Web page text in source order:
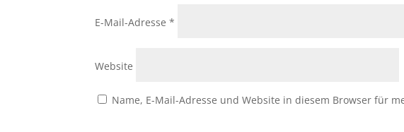
E-Mail-Adresse*
Website
Name, E-Mail-Adresse und Website in diesem Browser für